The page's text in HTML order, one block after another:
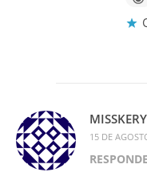
MISSKERY
15 DE